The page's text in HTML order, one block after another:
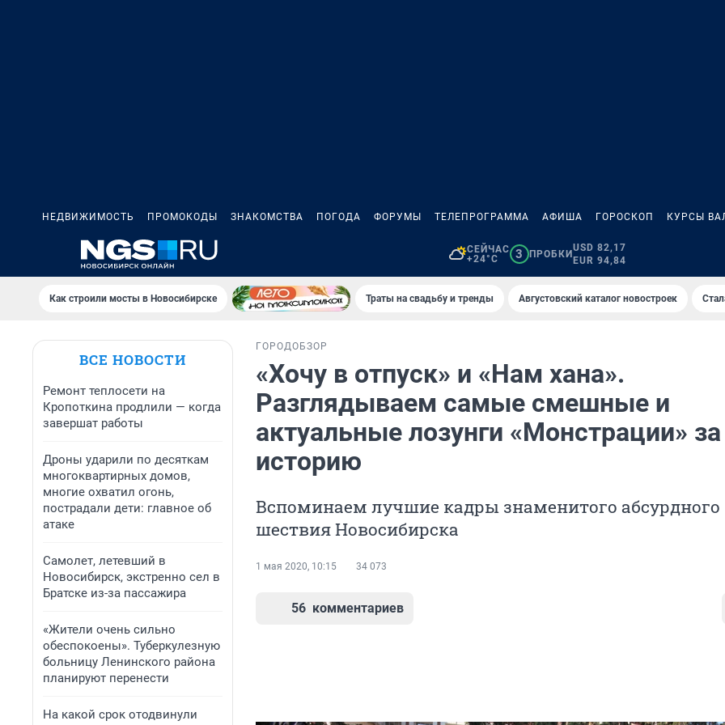
НЕДВИЖИМОСТЬ ПРОМОКОДЫ ЗНАКОМСТВА ПОГОДА ФОРУМЫ ТЕЛЕПРОГРАММА АФИША ГОРОСКОП КУРСЫ
СЕЙЧАС
+24°C
3 ПРОБКИ
USD 82,17
EUR 94,84
Как строили мосты в Новосибирске Траты на свадьбу и тренды Августовский каталог новостроек
ВСЕ НОВОСТИ
Ремонт теплосети на
Кропоткина продлили — когда
завершат работы
Дроны ударили по десяткам
многоквартирных домов,
многие охватил огонь,
пострадали дети: главное об
атаке
Самолет, летевший в
Новосибирск, экстренно сел в
Братске из-за пассажира
«Жители очень сильно
обеспокоены». Туберкулезную
больницу Ленинского района
планируют перенести
На какой срок отодвинули
ГОРОДОБЗОР
«Хочу в отпуск» и «Нам хана».
Разглядываем самые смешные и
актуальные лозунги «Монстрации»
историю
Вспоминаем лучшие кадры знаменитого абсурдного
шествия Новосибирска
1 мая 2020, 10:15 34 073
56 комментариев